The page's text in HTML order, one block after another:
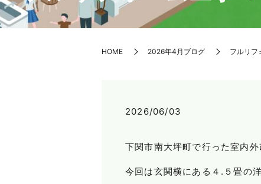
HOME 2026年4月ブログ フルリフ
2026/06/03
下関市南大坪町で行った室内
今回は玄関横にある４.５畳の